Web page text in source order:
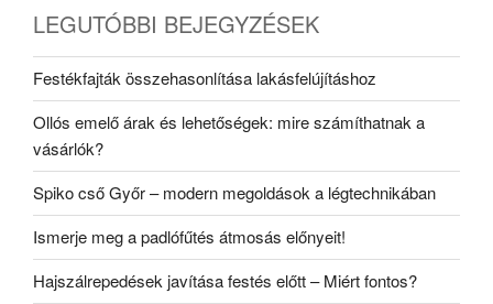
LEGUTÓBBI BEJEGYZÉSEK
Festékfajták összehasonlítása lakásfelújításhoz
Ollós emelő árak és lehetőségek: mire számíthatnak a
vásárlók?
Spiko cső Győr – modern megoldások a légtechnikában
Ismerje meg a padlófűtés átmosás előnyeit!
Hajszálrepedések javítása festés előtt – Miért fontos?